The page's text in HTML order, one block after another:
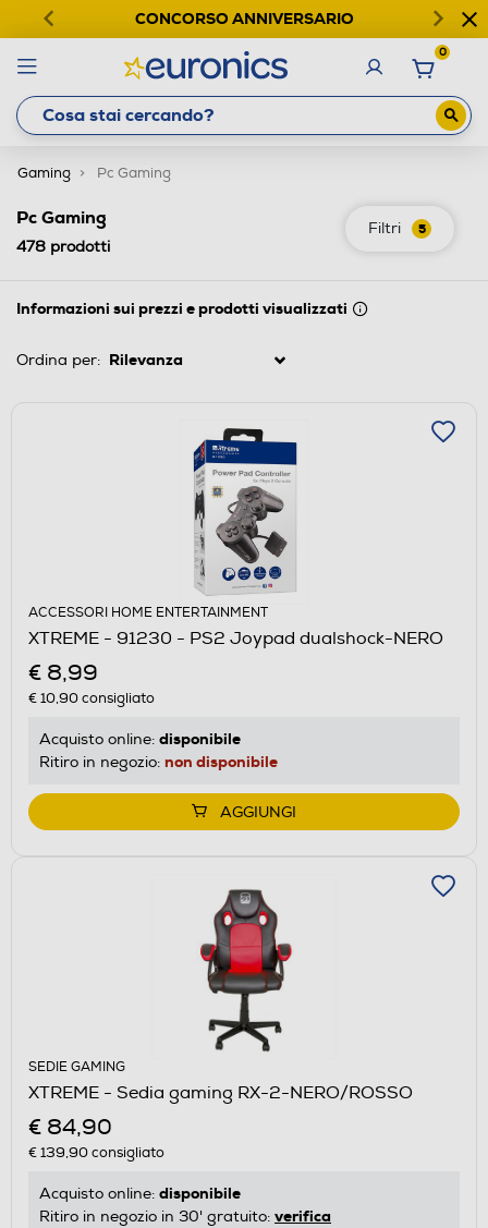
CONCORSO ANNIVERSARIO
0
Gaming Pc Gaming
Filtri 5
Pc Gaming
478 prodotti
Informazioni sui prezzi e prodotti visualizzati
Ordina per:
ACCESSORI HOME ENTERTAINMENT
XTREME - 91230 - PS2 Joypad dualshock-NERO
€ 8,99
€ 10,90consigliato
Acquisto online: disponibile
Ritiro in negozio: non disponibile
AGGIUNGI
SEDIE GAMING
XTREME - Sedia gaming RX-2-NERO/ROSSO
€ 84,90
€ 139,90consigliato
Acquisto online: disponibile
Ritiro in negozio in 30' gratuito: verifica